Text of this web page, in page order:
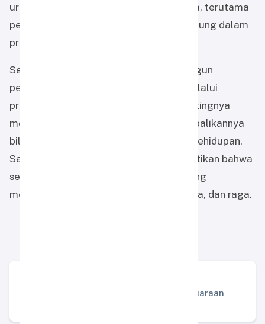
urusan sekolah, melainkan juga keluarga, terutama
peran ayah sebagai pemimpin dan pelindung dalam
proses tumbuh kembang anak.
Sebagai bagian dari komitmen membangun
pendidikan berbasis fitrah, SD Almira melalui
program DNA Sekolah menekankan pentingnya
menumbuhkan fitrah anak dan mengembalikannya
bila mulai terkikis oleh berbagai faktor kehidupan.
Salah satu tolok ukurnya adalah memastikan bahwa
sekolah hadir sebagai rumah tumbuh yang
mendampingi anak secara utuh: akal, jiwa, dan raga.
Siswa SD Almira Raih Prestasi di Kejuaraan